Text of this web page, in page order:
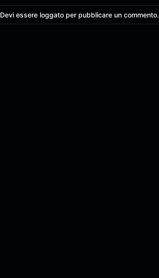
Devi essere loggato per pubblicare un commento.